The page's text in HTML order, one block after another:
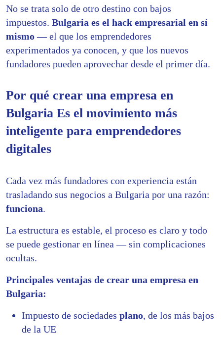
No se trata solo de otro destino con bajos
impuestos. Bulgaria es el hack empresarial en sí
mismo— el que los emprendedores
experimentados ya conocen, y que los nuevos
fundadores pueden aprovechar desde el primer día.
Por qué crear una empresa en
Bulgaria Es el movimiento más
inteligente para emprendedores
digitales
Cada vez más fundadores con experiencia están
trasladando sus negocios a Bulgaria por una razón:
funciona.
La estructura es estable, el proceso es claro y todo
se puede gestionar en línea — sin complicaciones
ocultas.
Principales ventajas de crear una empresa en
Bulgaria:
Impuesto de sociedades plano, de los más bajos
de la UE